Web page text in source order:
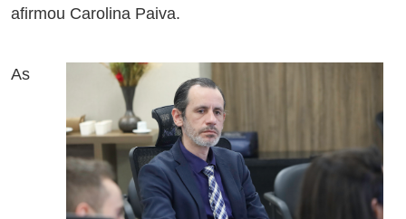
afirmou Carolina Paiva.
As